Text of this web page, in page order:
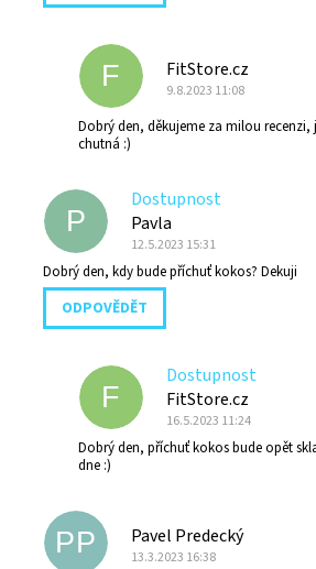
F FitStore.cz
9.8.2023 11:08
Dobrý den, děkujeme za milou recenzi,
chutná :)
P
Dostupnost
Pavla
12.5.2023 15:31
Dobrý den, kdy bude příchuť kokos? Dekuji
ODPOVĚDĚT
F
Dostupnost
FitStore.cz
16.5.2023 11:24
Dobrý den, příchuť kokos bude opět
dne :)
PP Pavel Predecký
13.3.2023 16:38